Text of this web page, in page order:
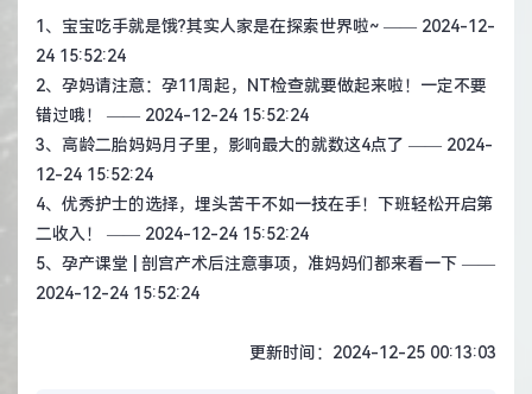
1、 宝宝吃手就是饿?其实人家是在探索世界啦~ —— 2024-12-
24 15:52:24
2、 孕妈请注意：孕11周起，NT检查就要做起来啦！一定不要
错过哦！
—— 2024-12-24 15:52:24
3、 高龄二胎妈妈月子里，影响最大的就数这4点了 —— 2024-
12-24 15:52:24
4、 优秀护士的选择，埋头苦干不如一技在手！下班轻松开启第
二收入！
—— 2024-12-24 15:52:24
5、 孕产课堂 | 剖宫产术后注意事项，准妈妈们都来看一下 ——
2024-12-24 15:52:24
更新时间：2024-12-25 00:13:03